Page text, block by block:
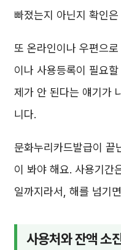
빠졌는지 아닌지 확인
또 온라인이나 우편으
이나 사용등록이 필요
제가 안 된다는 얘기가
니다.
문화누리카드발급이 끝
이 봐야 해요. 사용기
일까지라서, 해를 넘기
사용처와 잔액 소